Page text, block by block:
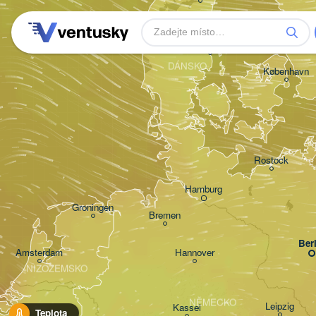
Teplota
DÁNSKO
Hamburg
Amsterdam
Bremen
Hannover
Kassel
Groningen
NĚMECKO
NIZOZEMSKO
København
Leipzig
Rostock